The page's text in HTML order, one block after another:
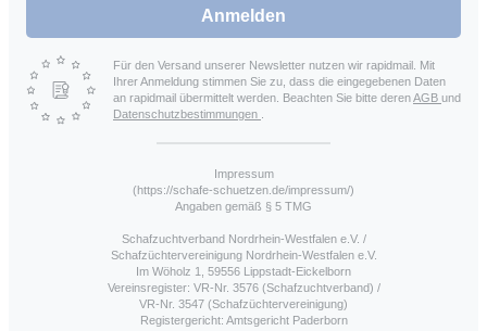
Anmelden
Für den Versand unserer Newsletter nutzen wir rapidmail. Mit
Ihrer Anmeldung stimmen Sie zu, dass die eingegebenen Daten
an rapidmail übermittelt werden. Beachten Sie bitte derenAGB und
Datenschutzbestimmungen
Impressum
(https://schafe-schuetzen.de/impressum/)
Angaben gemäß § 5 TMG
Schafzuchtverband Nordrhein-Westfalen e.V. /
Schafzüchtervereinigung Nordrhein-Westfalen e.V.
Im Wöholz 1, 59556 Lippstadt-Eickelborn
Vereinsregister: VR-Nr. 3576 (Schafzuchtverband) /
VR-Nr. 3547 (Schafzüchtervereinigung)
Registergericht: Amtsgericht Paderborn